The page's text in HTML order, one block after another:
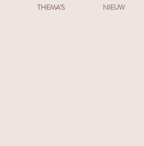
THEMA'S NIEUW